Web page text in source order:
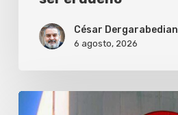
César Dergarabedian
6 agosto, 2026
ICBC